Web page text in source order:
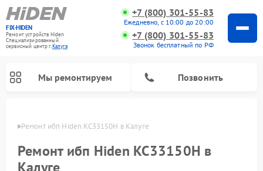
FIX-HIDEN
Ремонт устройств Hiden
Специализированный
cервисный центр г.Калуга
+7 (800) 301-55-83
Ежедневно, с 10:00 до 20:00
+7 (800) 301-55-83
Звонок бесплатный по РФ
Мы ремонтируем Позвонить
Ремонт ибп Hiden KC33150H в Калуге
Ремонт ибп Hiden KC33150H в
Калуге